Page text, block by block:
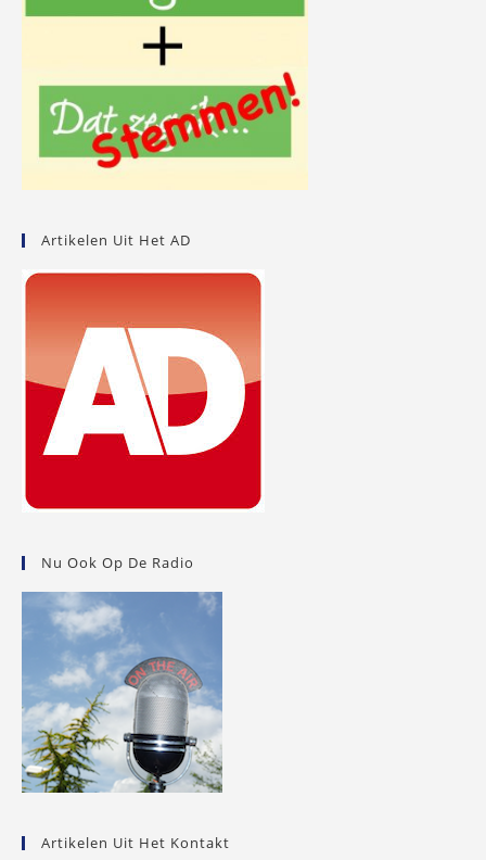
Artikelen Uit Het AD
Nu Ook Op De Radio
Artikelen Uit Het Kontakt